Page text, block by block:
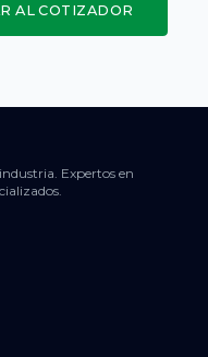
AL COTIZADOR
Expertos en